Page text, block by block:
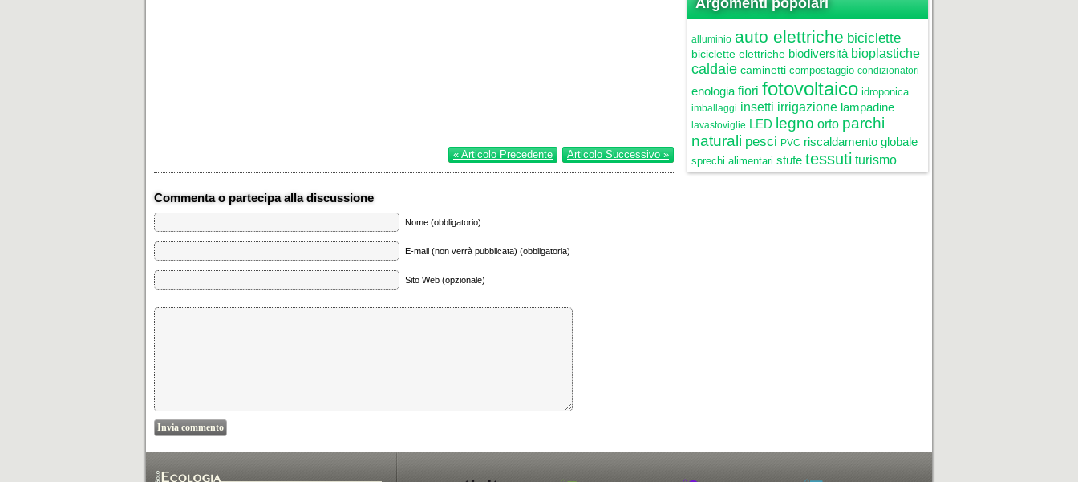
« Articolo Precedente Articolo Successivo »
Commenta o partecipa alla discussione
Nome (obbligatorio)
E-mail (non verrà pubblicata) (obbligatoria)
Sito Web (opzionale)
Argomenti popolari
alluminio auto elettriche biciclette
biciclette elettriche biodiversità bioplastiche
caldaie caminetti compostaggio condizionatori
enologia fiori fotovoltaico idroponica
imballaggi insetti irrigazione lampadine
lavastoviglie LED legno orto parchi
naturali pesci PVC riscaldamento globale
sprechi alimentari stufe tessuti turismo